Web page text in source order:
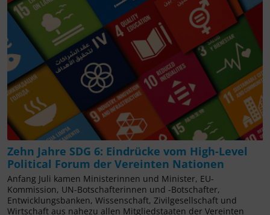
Zehn Jahre SDG 6: Eindrücke vom High-Level
Political Forum der Vereinten Nationen
Anfang Juli kamen Ministerinnen und Minister, EU-
Kommission, UN-Botschafterinnen und -Botschafter,
Entwicklungsbanken, Wissenschaft, Zivilgesellschaft und
Wirtschaft aus nahezu allen Mitgliedstaaten der Vereinten